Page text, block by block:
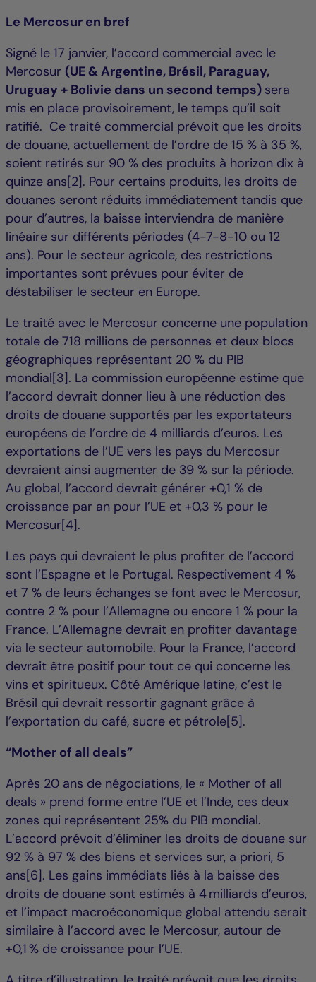
Le Mercosur en bref
Signé le 17 janvier, l’accord commercial avec le
Mercosur (UE & Argentine, Brésil, Paraguay,
Uruguay + Bolivie dans un second temps) sera
mis en place provisoirement, le temps qu’il soit
ratifié. Ce traité commercial prévoit que les droits
de douane, actuellement de l’ordre de 15 % à 35 %,
soient retirés sur 90 % des produits à horizon dix à
quinze ans[2]. Pour certains produits, les droits de
douanes seront réduits immédiatement tandis que
pour d’autres, la baisse interviendra de manière
linéaire sur différents périodes (4-7-8-10 ou 12
ans). Pour le secteur agricole, des restrictions
importantes sont prévues pour éviter de
déstabiliser le secteur en Europe.
Le traité avec le Mercosur concerne une population
totale de 718 millions de personnes et deux blocs
géographiques représentant 20 % du PIB
mondial[3]. La commission européenne estime que
l’accord devrait donner lieu à une réduction des
droits de douane supportés par les exportateurs
européens de l’ordre de 4 milliards d’euros. Les
exportations de l’UE vers les pays du Mercosur
devraient ainsi augmenter de 39 % sur la période.
Au global, l’accord devrait générer +0,1 % de
croissance par an pour l’UE et +0,3 % pour le
Mercosur[4].
Les pays qui devraient le plus profiter de l’accord
sont l’Espagne et le Portugal. Respectivement 4 %
et 7 % de leurs échanges se font avec le Mercosur,
contre 2 % pour l’Allemagne ou encore 1 % pour la
France. L’Allemagne devrait en profiter davantage
via le secteur automobile. Pour la France, l’accord
devrait être positif pour tout ce qui concerne les
vins et spiritueux. Côté Amérique latine, c’est le
Brésil qui devrait ressortir gagnant grâce à
l’exportation du café, sucre et pétrole[5].
“Mother of all deals”
Après 20 ans de négociations, le « Mother of all
deals » prend forme entre l’UE et l’Inde, ces deux
zones qui représentent 25% du PIB mondial.
L’accord prévoit d’éliminer les droits de douane sur
92 % à 97 % des biens et services sur, a priori, 5
ans[6]. Les gains immédiats liés à la baisse des
droits de douane sont estimés à 4 milliards d’euros,
et l’impact macroéconomique global attendu serait
similaire à l’accord avec le Mercosur, autour de
+0,1 % de croissance pour l’UE.